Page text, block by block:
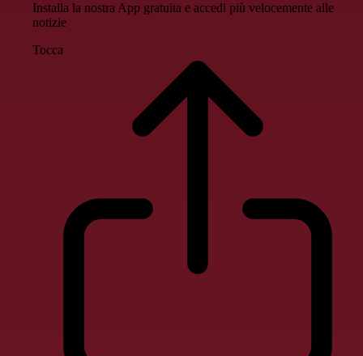
Installa la nostra App gratuita e accedi più velocemente alle
notizie
Tocca